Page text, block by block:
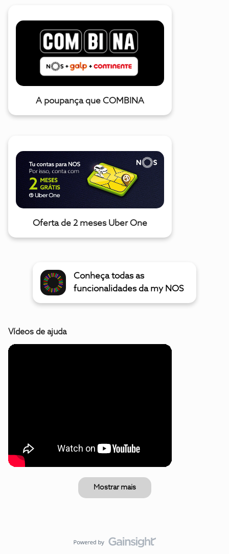
A poupança que COMBINA
Oferta de 2 meses Uber One
Conheça todas as
funcionalidades da my NOS
Vídeos de ajuda
Mostrar mais